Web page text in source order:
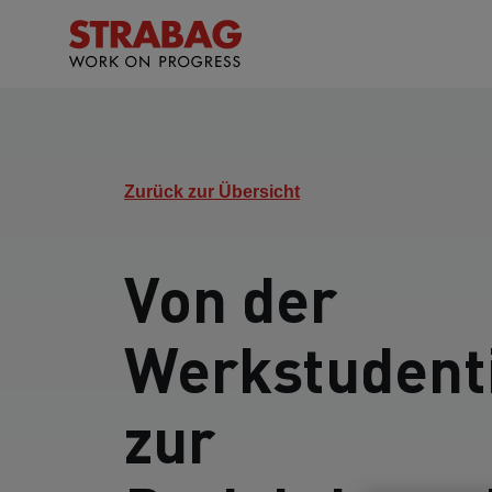
Zurück zur Übersicht
Von der
zur